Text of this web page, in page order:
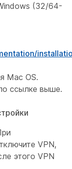
(32/64-
Mac OS.
ссылке выше.
VPN,
этого VPN